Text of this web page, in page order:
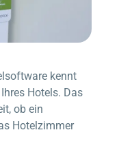
kennt
Hotels. Das
ob ein
Hotelzimmer